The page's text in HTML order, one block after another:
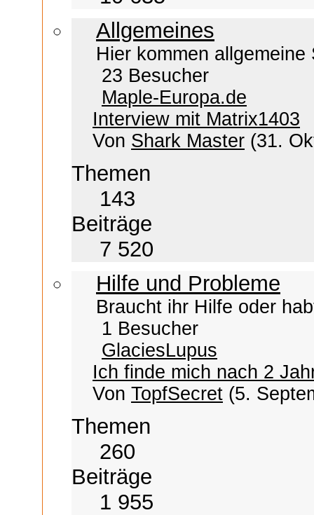
Allgemeines
Hier kommen
23 Besucher
Maple-Europa.de
Interview mit Matrix1403
Von Shark Master (31.
Themen
143
Beiträge
7 520
Hilfe und Probleme
Braucht ihr Hilfe oder
1 Besucher
GlaciesLupus
Ich finde mich nach 2
Von TopfSecret (5.
Themen
260
Beiträge
1 955